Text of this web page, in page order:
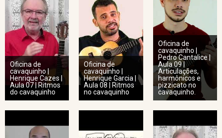
Oficina de
cavaquinho |
Henrique Cazes |
Aula 07 | Ritmos
do cavaquinho
Oficina de
cavaquinho |
Henrique Garcia |
Aula 08 | Ritmos
no cavaquinho
Oficina de
cavaquinho |
Pedro Cantalice |
Aula 09 |
Articulações,
harmônicos e
pizzicato no
cavaquinho.